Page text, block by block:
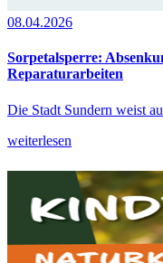
08.04.2026
Sorpetalsperre:
Reparaturarbeiten
Die Stadt Sundern weist
weiterlesen